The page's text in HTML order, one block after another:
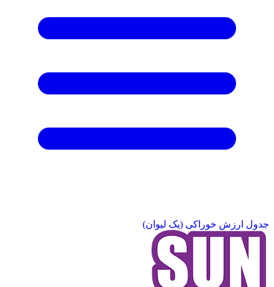
جدول ارزش خوراکی (یک لیوان)